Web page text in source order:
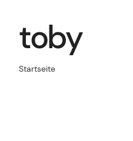
toby
Startseite